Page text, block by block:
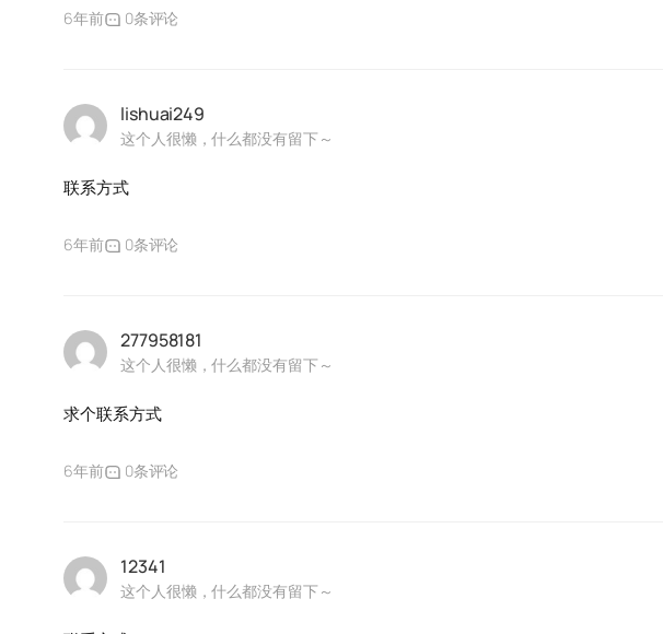
6年前 0条评论
lishuai249
这个人很懒，什么都没有留下～
联系方式
6年前 0条评论
277958181
这个人很懒，什么都没有留下～
求个联系方式
6年前 0条评论
12341
这个人很懒，什么都没有留下～